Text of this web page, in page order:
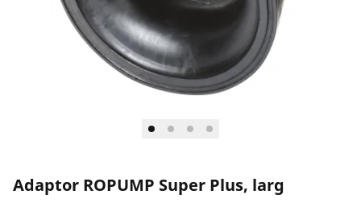
Adaptor ROPUMP Super Plus, larg